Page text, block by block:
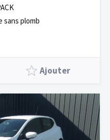
sans plomb
Ajouter